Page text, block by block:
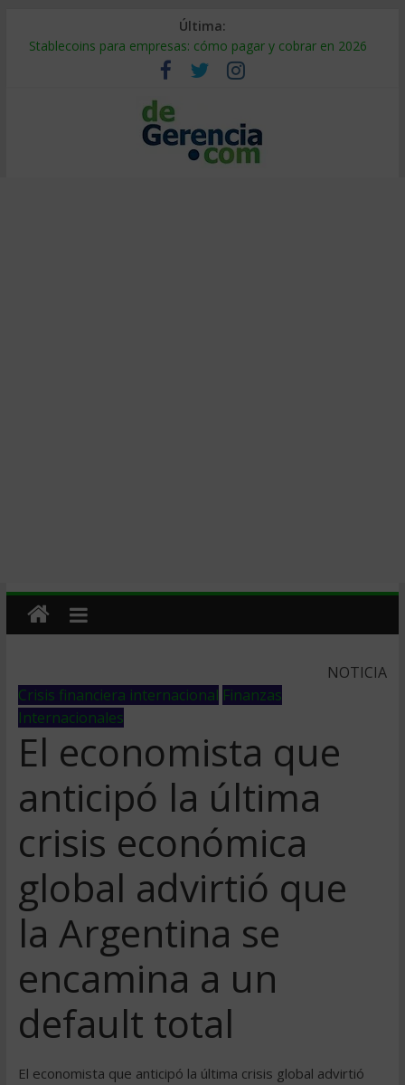
Última:
Stablecoins para empresas: cómo pagar y cobrar en 2026
Despido silencioso: qué es y por qué sale tan caro
IA en selección de personal: cómo auditarla a tiempo
Trabajo forzoso en la cadena de suministro: qué hacer
Mercado hispano de EE. UU.: cómo segmentarlo y venderle
NOTICIA
Crisis financiera internacional Finanzas
Internacionales
El economista que
anticipó la última
crisis económica
global advirtió que
la Argentina se
encamina a un
default total
El economista que anticipó la última crisis global advirtió